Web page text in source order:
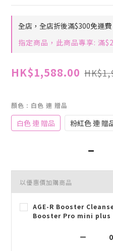
全店，全店折後滿$300免運費
指定商品，此商品專享: 滿
HK$1,588.00
顏色 : 白色 連 贈品
白色 連 贈品 粉紅色 連 贈
以優惠價加購商品
AGE-R Booster
Booster Pro mini plus